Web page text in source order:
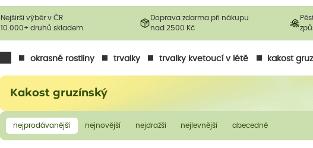
Nejširší výběr v ČR
10.000+ druhů skladem
Doprava zdarma při nákupu
nad 2500 Kč
okrasné rostliny trvalky trvalky kvetoucí v létě kakost
Kakost gruzínský
nejprodávanější nejnovější nejdražší nejlevnější abecedně